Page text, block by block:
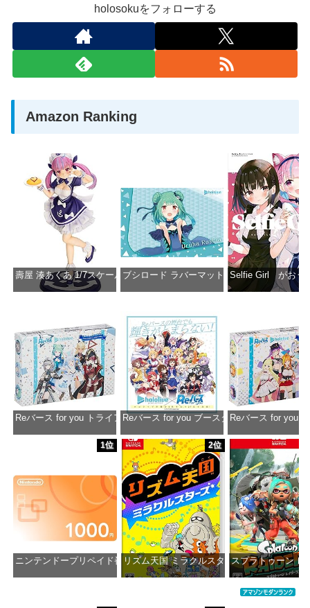
holosokuをフォローする
Amazon Ranking
壽屋 湊あくあ 1/7スケール PVC製 塗装済み完成品フィギュア PP942
ブシロード ラバーマットコレクション
Selfie Girl がおう
Reバース for you トライアルデッキ ホロライブプロダクション ver.ホロ
価格：¥1,650
Reバース for you ブースターパック ホロライ
価格：¥2,980
Reバース for you
価格：
1位
ニンテンドープリペイド番号 1000円|オンラインコード版
2位
リズム天国 ミラクルスターズ -Switch
スプラトゥーン レ